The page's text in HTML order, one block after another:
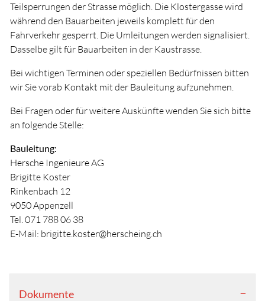
Teilsperrungen der Strasse möglich. Die Klostergasse wird
während den Bauarbeiten jeweils komplett für den
Fahrverkehr gesperrt. Die Umleitungen werden signalisiert.
Dasselbe gilt für Bauarbeiten in der Kaustrasse.
Bei wichtigen Terminen oder speziellen Bedürfnissen bitten
wir Sie vorab Kontakt mit der Bauleitung aufzunehmen.
Bei Fragen oder für weitere Auskünfte wenden Sie sich bitte
an folgende Stelle:
Bauleitung:
Hersche Ingenieure AG
Brigitte Koster
Rinkenbach 12
9050 Appenzell
Tel. 071 788 06 38
E-Mail: brigitte.koster@herscheing.ch
Dokumente